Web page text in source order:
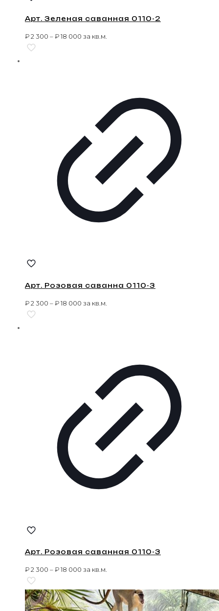
Арт. Зеленая саванная 0110-2
₽2 300 –₽18 000 за кв.м.
Арт. Розовая саванна 0110-3
₽2 300 –₽18 000 за кв.м.
Арт. Розовая саванная 0110-3
₽2 300 –₽18 000 за кв.м.